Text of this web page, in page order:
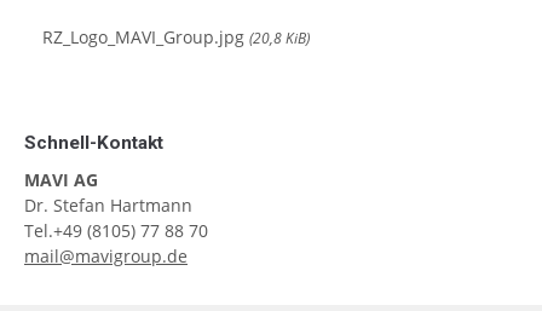
RZ_Logo_MAVI_Group.jpg (20,8 KiB)
Schnell-Kontakt
MAVI AG
Dr. Stefan Hartmann
Tel.+49 (8105) 77 88 70
mail@mavigroup.de